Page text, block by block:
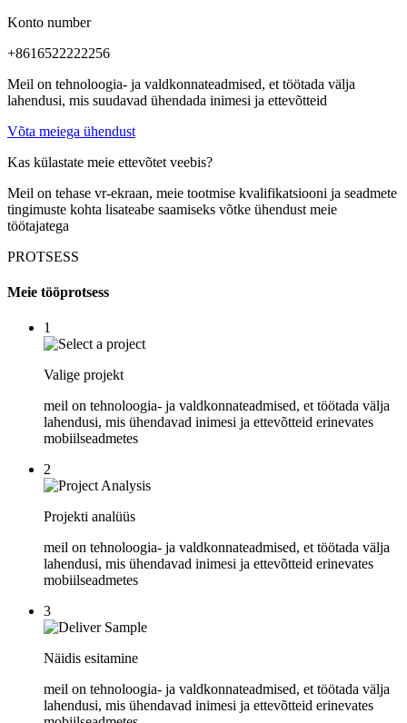
Konto number
+8616522222256
Meil on tehnoloogia- ja valdkonnateadmised, et töötada välja
lahendusi, mis suudavad ühendada inimesi ja ettevõtteid
Võta meiega ühendust
Kas külastate meie ettevõtet veebis?
Meil on tehase vr-ekraan, meie tootmise kvalifikatsiooni ja seadmete
tingimuste kohta lisateabe saamiseks võtke ühendust meie
töötajatega
PROTSESS
Meie tööprotsess
1
Valige projekt
meil on tehnoloogia- ja valdkonnateadmised, et töötada välja
lahendusi, mis ühendavad inimesi ja ettevõtteid erinevates
mobiilseadmetes
2
Projekti analüüs
meil on tehnoloogia- ja valdkonnateadmised, et töötada välja
lahendusi, mis ühendavad inimesi ja ettevõtteid erinevates
mobiilseadmetes
3
Näidis esitamine
meil on tehnoloogia- ja valdkonnateadmised, et töötada välja
lahendusi, mis ühendavad inimesi ja ettevõtteid erinevates